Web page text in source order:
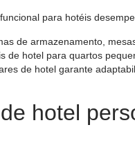
para hotéis
de armazenamento,
de hotel para quartos
de hotel garante
hotel